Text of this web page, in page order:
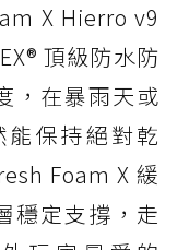
X Hierro v9
頂級防水防
，在暴雨天或
保持絕對乾
Foam X 緩
穩定支撐，走